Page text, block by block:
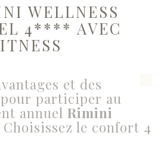
WELLNESS
4**** AVEC
et des
participer au
annuel Rimini
Choisissez le confort 4